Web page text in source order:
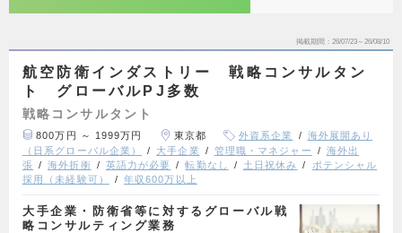
掲載期間 26/07/23～26/08/10
航空防衛インダストリー 戦略コンサルタン
ト グローバルPJ多数
戦略コンサルタント
800万円 ～ 1999万円 東京都 外資系企業
海外展開あり
（日系グローバル企業）
大手企業 管理職・マネジャー
海外出
張
海外折衝 英語力が必要 転勤なし 土日祝休み
ポテンシャル
採用（未経験可）
年収600万以上
大手企業・防衛省等に対するグローバル戦
略コンサルティング業務